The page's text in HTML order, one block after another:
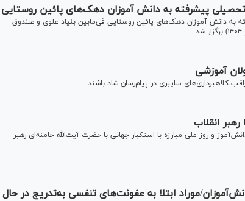
پیشرفته به دانش آموزان دهک‌های پائین روستایی
به دانش آموزان دهک‌های پائین روستایی فی‌مابین بنیاد علوی و صندوق
آموزشی
کلاهبرداری‌های سایبری در پیام‌رسان شاد باشند.
انقلاب
و دانشجویان در آستانه ۱۳ آبان روز دانش‌آموز و روز ملی مبارزه با استکبار جهانی با حضرت آیت‌الله خامنه‌ای رهبر
موراد ابتلا به عفونت‌های تنفسی به‌تدریج در حال